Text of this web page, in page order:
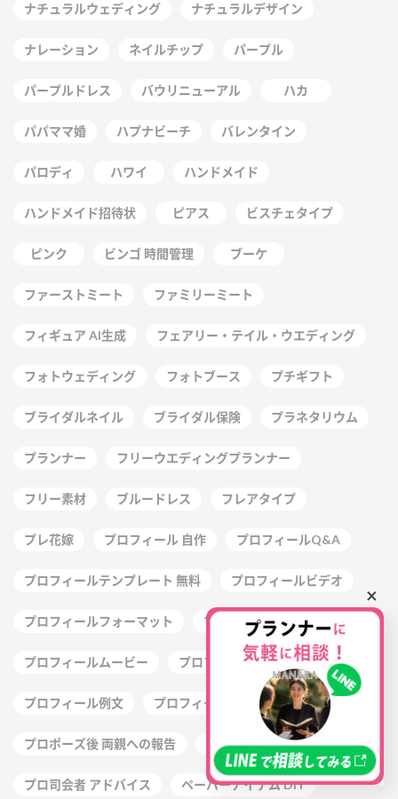
ナチュラルウェディング ナチュラルデザイン
ナレーション ネイルチップ パープル
パープルドレス バウリニューアル ハカ
パパママ婚 ハプナビーチ バレンタイン
パロディ ハワイ ハンドメイド
ハンドメイド招待状 ピアス ビスチェタイプ
ピンク ビンゴ 時間管理 ブーケ
ファーストミート ファミリーミート
フィギュア AI生成 フェアリー・テイル・ウエディング
フォトウェディング フォトブース プチギフト
ブライダルネイル ブライダル保険 プラネタリウム
プランナー フリーウエディングプランナー
フリー素材 ブルードレス フレアタイプ
プレ花嫁 プロフィール 自作 プロフィールQ&A
プロフィールテンプレート 無料 プロフィールビデオ
プロフィールフォーマット プロフィールブック
プロフィールムービー プロフィールムービーコメント
プロフィール例文 プロフィール欄 写真
プロポーズ後 両親への報告 プロ司会者
プロ司会者 アドバイス ペーパーアイテム DIY
×